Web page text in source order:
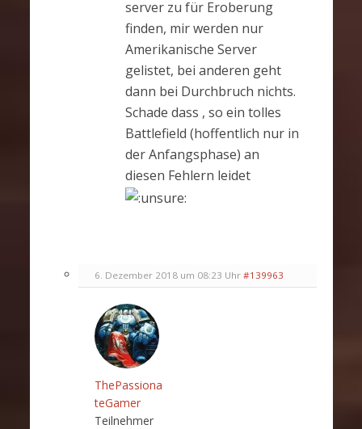
server zu für Eroberung
finden, mir werden nur
Amerikanische Server
gelistet, bei anderen geht
dann bei Durchbruch nichts.
Schade dass , so ein tolles
Battlefield (hoffentlich nur in
der Anfangsphase) an
diesen Fehlern leidet
6. Dezember 2018 um 08:23 Uhr #139963
ThePassiona
teGamer
Teilnehmer